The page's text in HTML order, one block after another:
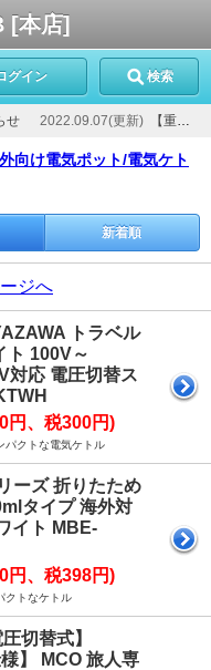
[本店]
グイン 検索
せ 2022.09.07(更新) 【重要】当店からのメールが届かないお客様へ
向け電気ポット/電気ケト
新着順
ジへ
トラベル
ト 100V～
対応 電圧切替ス
円、税300円)
パクトな電気ケトル
ーズ 折りたため
タイプ 海外対
イト MBE-
円、税398円)
クトなケトル
切替式】
】 MCO 旅人専